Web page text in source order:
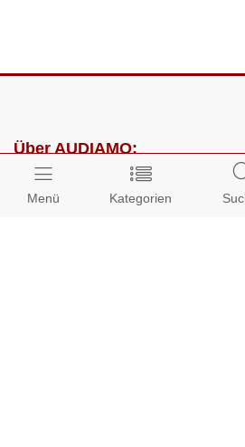
Menü Kategorien
Über AUDIAMO:
Impressum